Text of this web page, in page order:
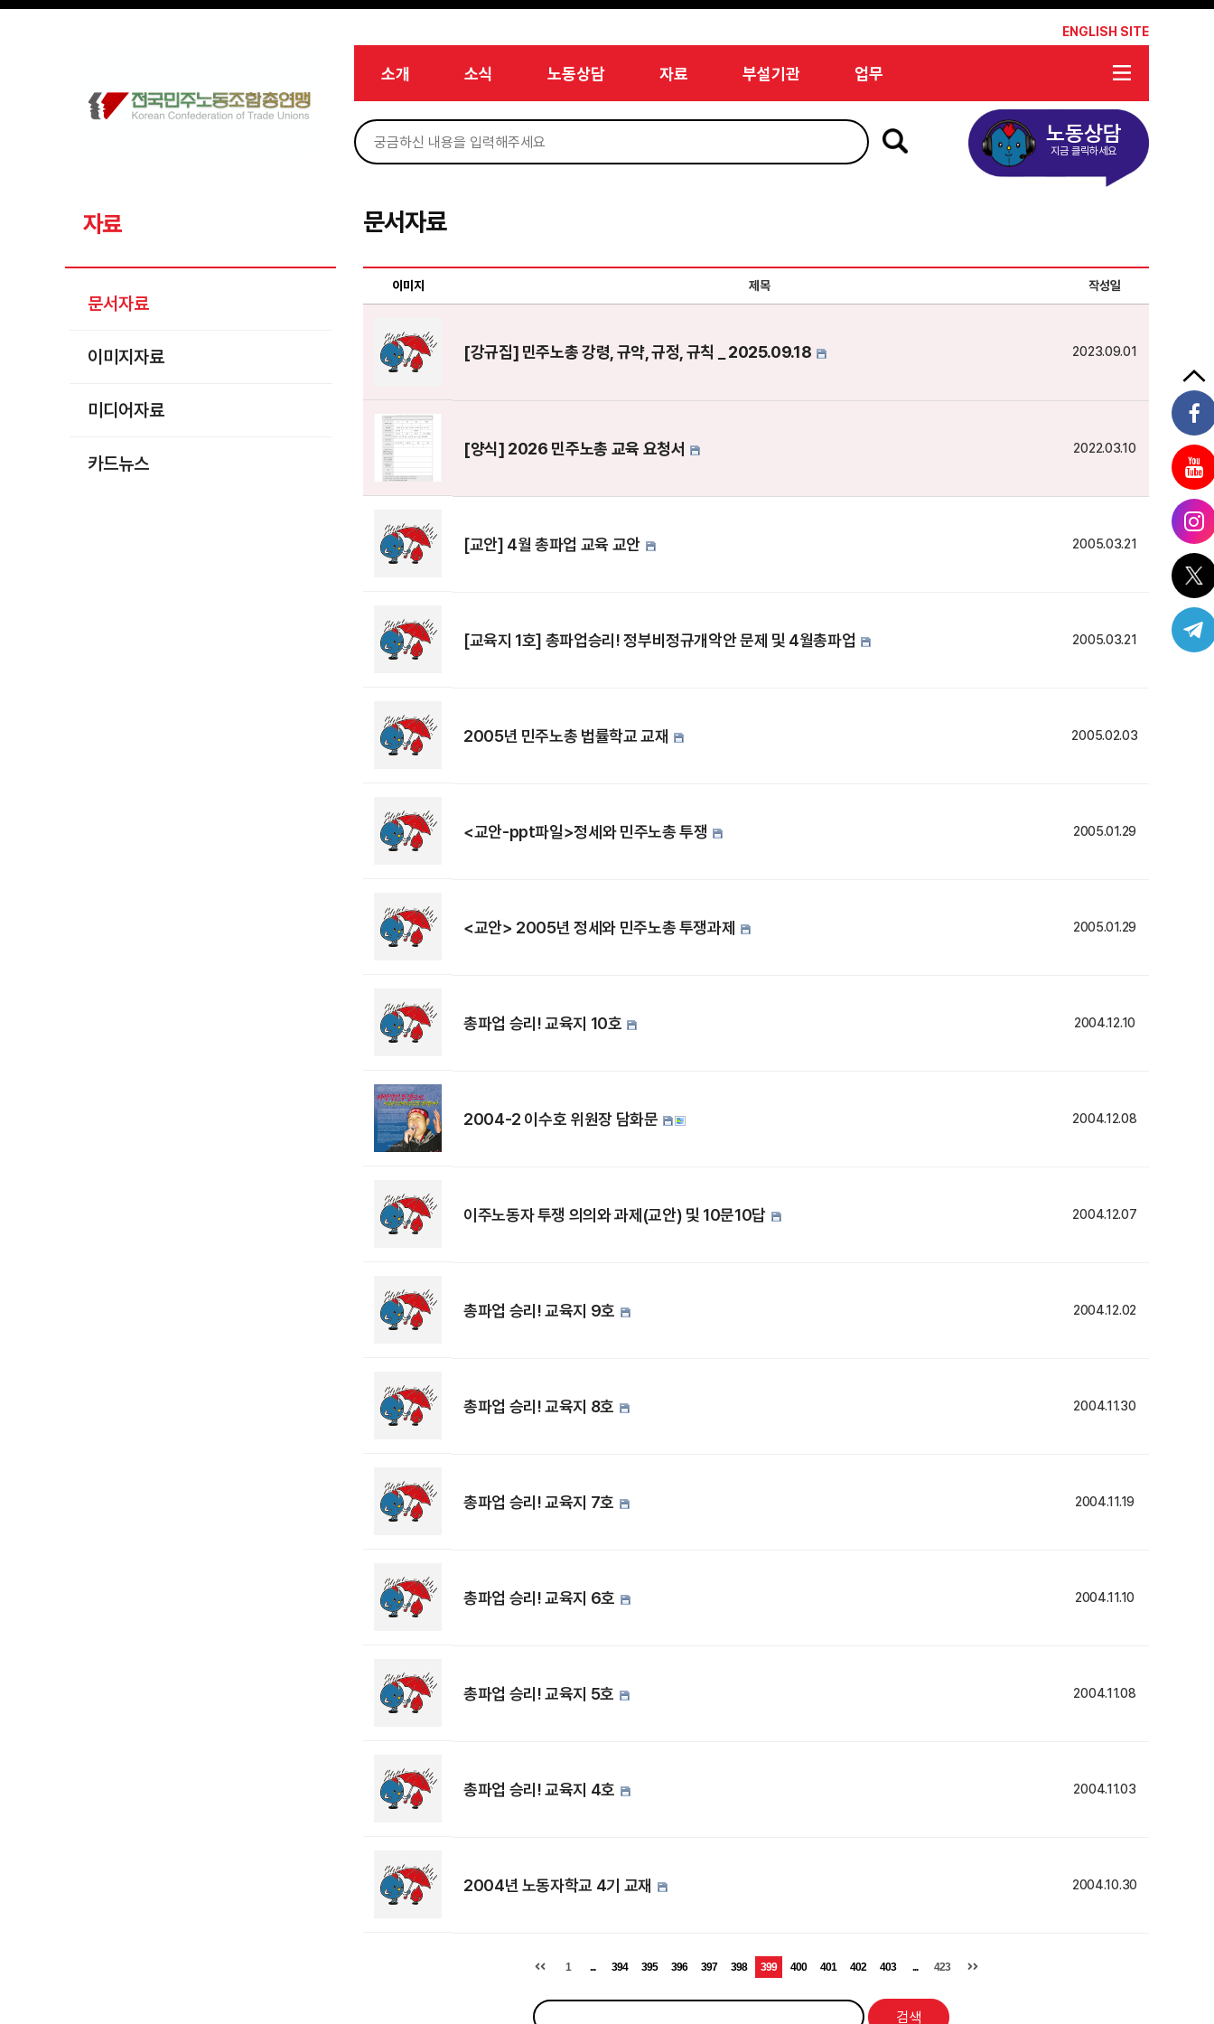
메뉴 건너뛰기
ENGLISH SITE
소개 소식 노동상담 자료 부설기관 업무
노동상담
지금 클릭하세요
자료
문서자료
이미지자료
미디어자료
카드뉴스
문서자료
이미지 제목 작성일
[강규집] 민주노총 강령, 규약, 규정, 규칙 _ 2025.09.18 2023.09.01
[양식] 2026 민주노총 교육 요청서 2022.03.10
[교안] 4월 총파업 교육 교안 2005.03.21
[교육지 1호] 총파업승리! 정부비정규개악안 문제 및 4월총파업 2005.03.21
2005년 민주노총 법률학교 교재 2005.02.03
<교안-ppt파일>정세와 민주노총 투쟁 2005.01.29
<교안> 2005년 정세와 민주노총 투쟁과제 2005.01.29
총파업 승리! 교육지 10호 2004.12.10
2004-2 이수호 위원장 담화문 2004.12.08
이주노동자 투쟁 의의와 과제(교안) 및 10문10답 2004.12.07
총파업 승리! 교육지 9호 2004.12.02
총파업 승리! 교육지 8호 2004.11.30
총파업 승리! 교육지 7호 2004.11.19
총파업 승리! 교육지 6호 2004.11.10
총파업 승리! 교육지 5호 2004.11.08
총파업 승리! 교육지 4호 2004.11.03
2004년 노동자학교 4기 교재 2004.10.30
1 ... 394 395 396 397 398 399 400 401 402 403 ... 423
검색
Sketchbook5, 스케치북5